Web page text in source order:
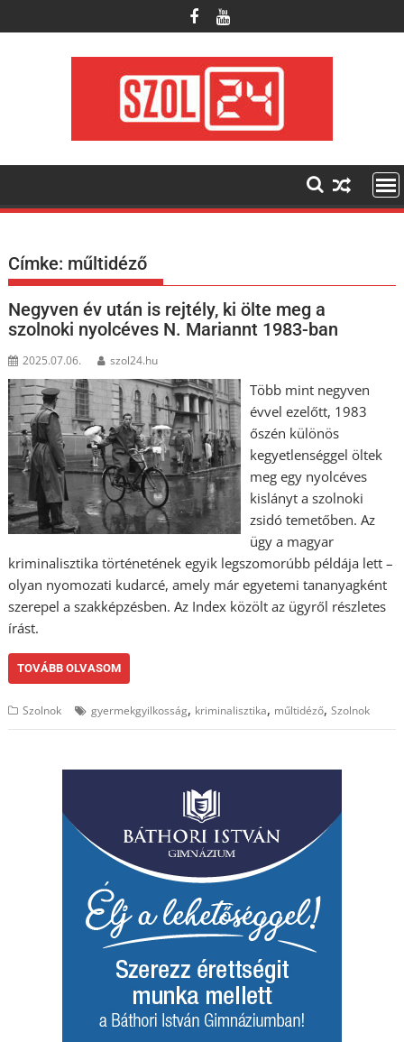
to
Címke: műltidéző
Negyven év után is rejtély, ki ölte meg a
szolnoki nyolcéves N. Mariannt 1983-ban
2025.07.06. szol24.hu
Több mint negyven
évvel ezelőtt, 1983
őszén különös
kegyetlenséggel öltek
meg egy nyolcéves
kislányt a szolnoki
zsidó temetőben. Az
ügy a magyar
kriminalisztika történetének egyik legszomorúbb példája lett –
olyan nyomozati kudarcé, amely már egyetemi tananyagként
szerepel a szakképzésben. Az Index közölt az ügyről részletes
írást.
TOVÁBB OLVASOM
Szolnok gyermekgyilkosság, kriminalisztika, műltidéző,Szolnok